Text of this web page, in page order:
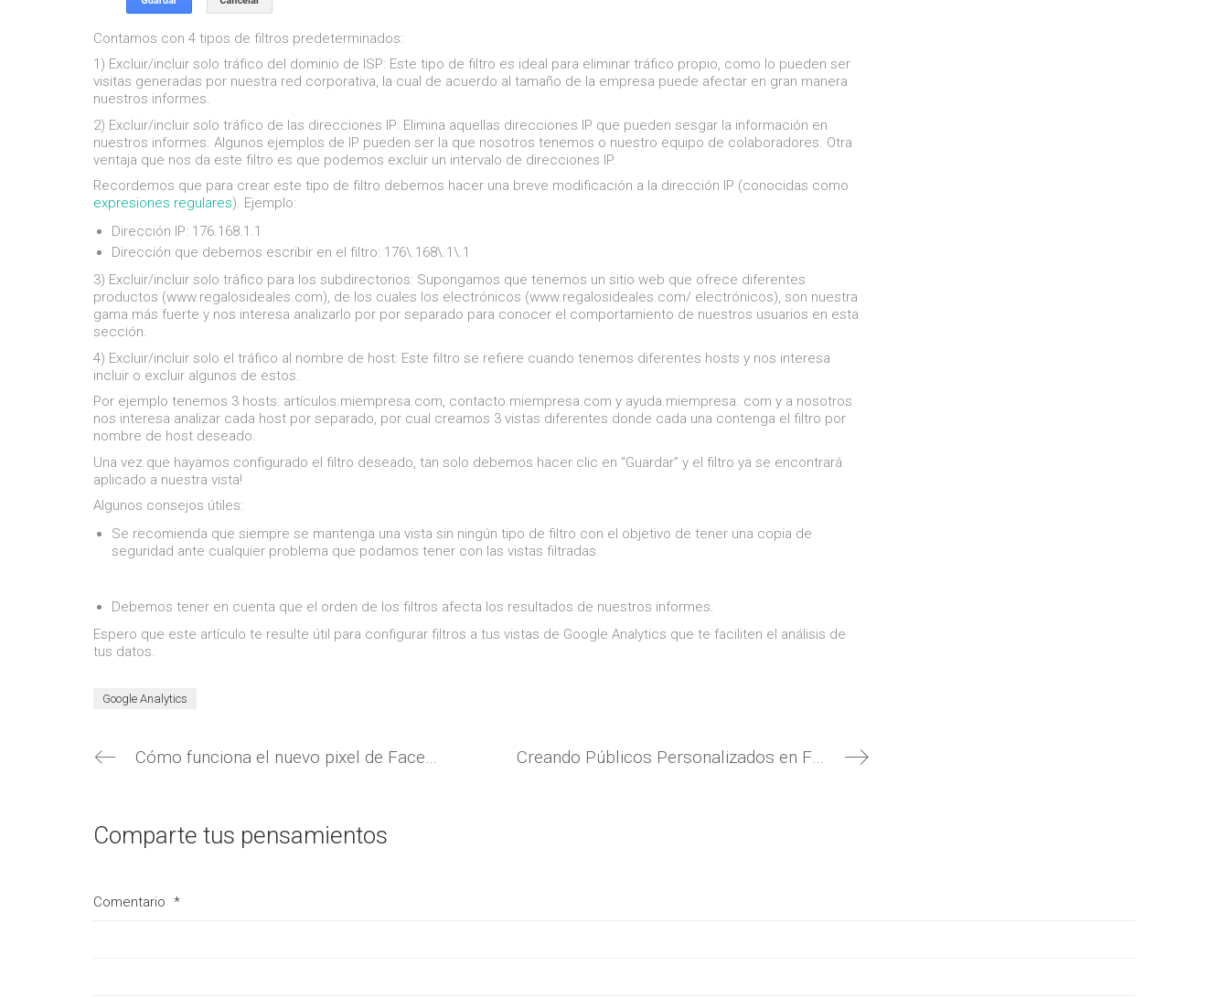
Contamos con 4 tipos de filtros predeterminados:
1) Excluir/incluir solo tráfico del dominio de ISP: Este tipo de filtro es ideal para eliminar tráfico propio, como lo pueden ser
visitas generadas por nuestra red corporativa, la cual de acuerdo al tamaño de la empresa puede afectar en gran manera
nuestros informes.
2) Excluir/incluir solo tráfico de las direcciones IP: Elimina aquellas direcciones IP que pueden sesgar la información en
nuestros informes. Algunos ejemplos de IP pueden ser la que nosotros tenemos o nuestro equipo de colaboradores. Otra
ventaja que nos da este filtro es que podemos excluir un intervalo de direcciones IP.
Recordemos que para crear este tipo de filtro debemos hacer una breve modificación a la dirección IP (conocidas como
expresiones regulares). Ejemplo:
Dirección IP: 176.168.1.1
Dirección que debemos escribir en el filtro: 176\.168\.1\.1
3) Excluir/incluir solo tráfico para los subdirectorios: Supongamos que tenemos un sitio web que ofrece diferentes
productos (www.regalosideales.com), de los cuales los electrónicos (www.regalosideales.com/ electrónicos), son nuestra
gama más fuerte y nos interesa analizarlo por por separado para conocer el comportamiento de nuestros usuarios en esta
sección.
4) Excluir/incluir solo el tráfico al nombre de host: Este filtro se refiere cuando tenemos diferentes hosts y nos interesa
incluir o excluir algunos de estos.
Por ejemplo tenemos 3 hosts: artículos.miempresa.com, contacto.miempresa.com y ayuda.miempresa. com y a nosotros
nos interesa analizar cada host por separado, por cual creamos 3 vistas diferentes donde cada una contenga el filtro por
nombre de host deseado.
Una vez que hayamos configurado el filtro deseado, tan solo debemos hacer clic en “Guardar” y el filtro ya se encontrará
aplicado a nuestra vista!
Algunos consejos útiles:
Se recomienda que siempre se mantenga una vista sin ningún tipo de filtro con el objetivo de tener una copia de
seguridad ante cualquier problema que podamos tener con las vistas filtradas.
Debemos tener en cuenta que el orden de los filtros afecta los resultados de nuestros informes.
Espero que este artículo te resulte útil para configurar filtros a tus vistas de Google Analytics que te faciliten el análisis de
tus datos.
Google Analytics
Cómo funciona el nuevo pixel de Facebook Ads Creando Públicos Personalizados en Facebook Ads
Comparte tus pensamientos
Comentario *